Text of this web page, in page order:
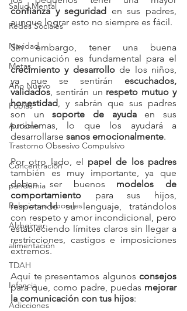
Salud Mental
Redes Sociales
Navidad
Metas
Año Nuevo
Fobias
Autismo
Trastorno Obsesivo Compulsivo
Concentración
pandemia
Relaciones laborales
Alzheimer
alimentación
TDAH
Infancia
Adicciones
confianza y seguridad en sus padres,
aunque lograr esto no siempre es fácil.
Sin embargo, tener una buena
crecimiento y desarrollo de los niños,
ya que se sentirán escuchados,
validados, sentirán un respeto mutuo y
honestidad, y sabrán que sus padres
son un soporte de ayuda en sus
problemas, lo que los ayudará a
desarrollarse sanos emocionalmente.
Por otro lado, el papel de los padres
también es muy importante, ya que
deben ser buenos modelos de
comportamiento para sus hijos,
respetando su lenguaje, tratándolos
con respeto y amor incondicional, pero
estableciendo límites claros sin llegar a
restricciones, castigos e imposiciones
extremos.
Aquí te presentamos algunos consejos
para que, como padre, puedas mejorar
la comunicación con tus hijos: